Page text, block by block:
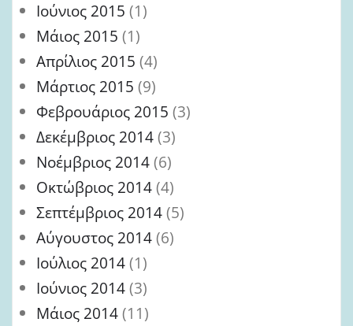
Ιούνιος 2015 (1)
Μάιος 2015 (1)
Απρίλιος 2015 (4)
Μάρτιος 2015 (9)
Φεβρουάριος 2015 (3)
Δεκέμβριος 2014(3)
Νοέμβριος 2014(6)
Οκτώβριος 2014(4)
Σεπτέμβριος 2014(5)
Αύγουστος 2014(6)
Ιούλιος 2014(1)
Ιούνιος 2014(3)
Μάιος 2014(11)